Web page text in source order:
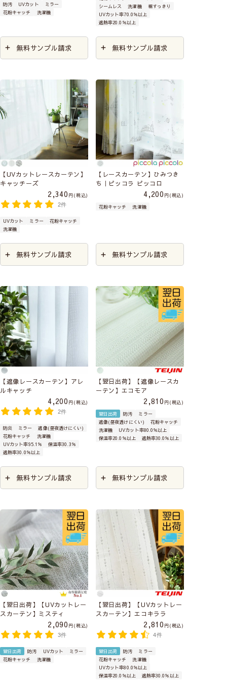
洗濯をしても効果は持続するので、繰り返し
空気清浄機は窓に吸い込み口を向ける
空気が入ってくる窓の正面の隅に空気清浄機を
置くと、花粉が最も拡散され、多量の花粉を吸
い込みます。窓に吸い込み口を向けて配置すれ
ば、排気（きれいな空気）で室内に花粉が拡散
規則正しい生活をし、免疫力低下を防ぐ
これまで生活面での対策を挙げましたが、体の
免疫力をあげるなど身体面での対策をとること
も 重要です。免疫力の低下で花粉症がひどく
なることはありませんが、花粉症になっていな
い方は花粉症になりやすくなり、また風邪や副
鼻腔炎、咽頭炎などの合併症を引き起こし重症
化するというリスクがあります。十分な睡眠や
運動習慣、栄養バランスのとれた食事、飲酒・
喫煙を控えるなど
規則正しい生活習慣を身につ
けるで正常な免疫機能を保ちましょう。
防汚 UVカット
ミラー
花粉キャッチ
洗濯機
無料サンプル請求
シームレス
洗濯機
裾すっきり
UVカット率70.0％以上
遮熱率20.0％以上
無料サンプル請求
【UVカットレースカーテン】
キャッチーズ
2,340
税込
2件
UVカット ミラー
花粉キャッチ
洗濯機
無料サンプル請求
【レースカーテン】ひみつき
ち｜ピッコラ ピッコロ
4,200
税込
花粉キャッチ
洗濯機
無料サンプル請求
【遮像レースカーテン】アレ
ルキャッチ
4,200
税込
2件
防炎 ミラー
遮像(昼夜透けにくい)
花粉キャッチ
洗濯機
UVカット率95.1％
保温率30.3％
遮熱率30.0％以上
無料サンプル請求
【翌日出荷】【遮像レースカ
ーテン】エコモア
2,810
税込
翌日出荷
防汚
ミラー
遮像(昼夜透けにくい)
花粉キャッチ
洗濯機
UVカット率80.0％以上
保温率20.0％以上
遮熱率30.0％以上
無料サンプル請求
【翌日出荷】【UVカットレー
スカーテン】ミスティ
2,090
税込
3件
翌日出荷 防汚 UVカット
ミラー
花粉キャッチ
洗濯機
【翌日出荷】【UVカットレー
スカーテン】エコキララ
2,810
税込
4件
翌日出荷 防汚
ミラー
花粉キャッチ
洗濯機
UVカット率80.0％以上
保温率20.0％以上
遮熱率30.0％以上